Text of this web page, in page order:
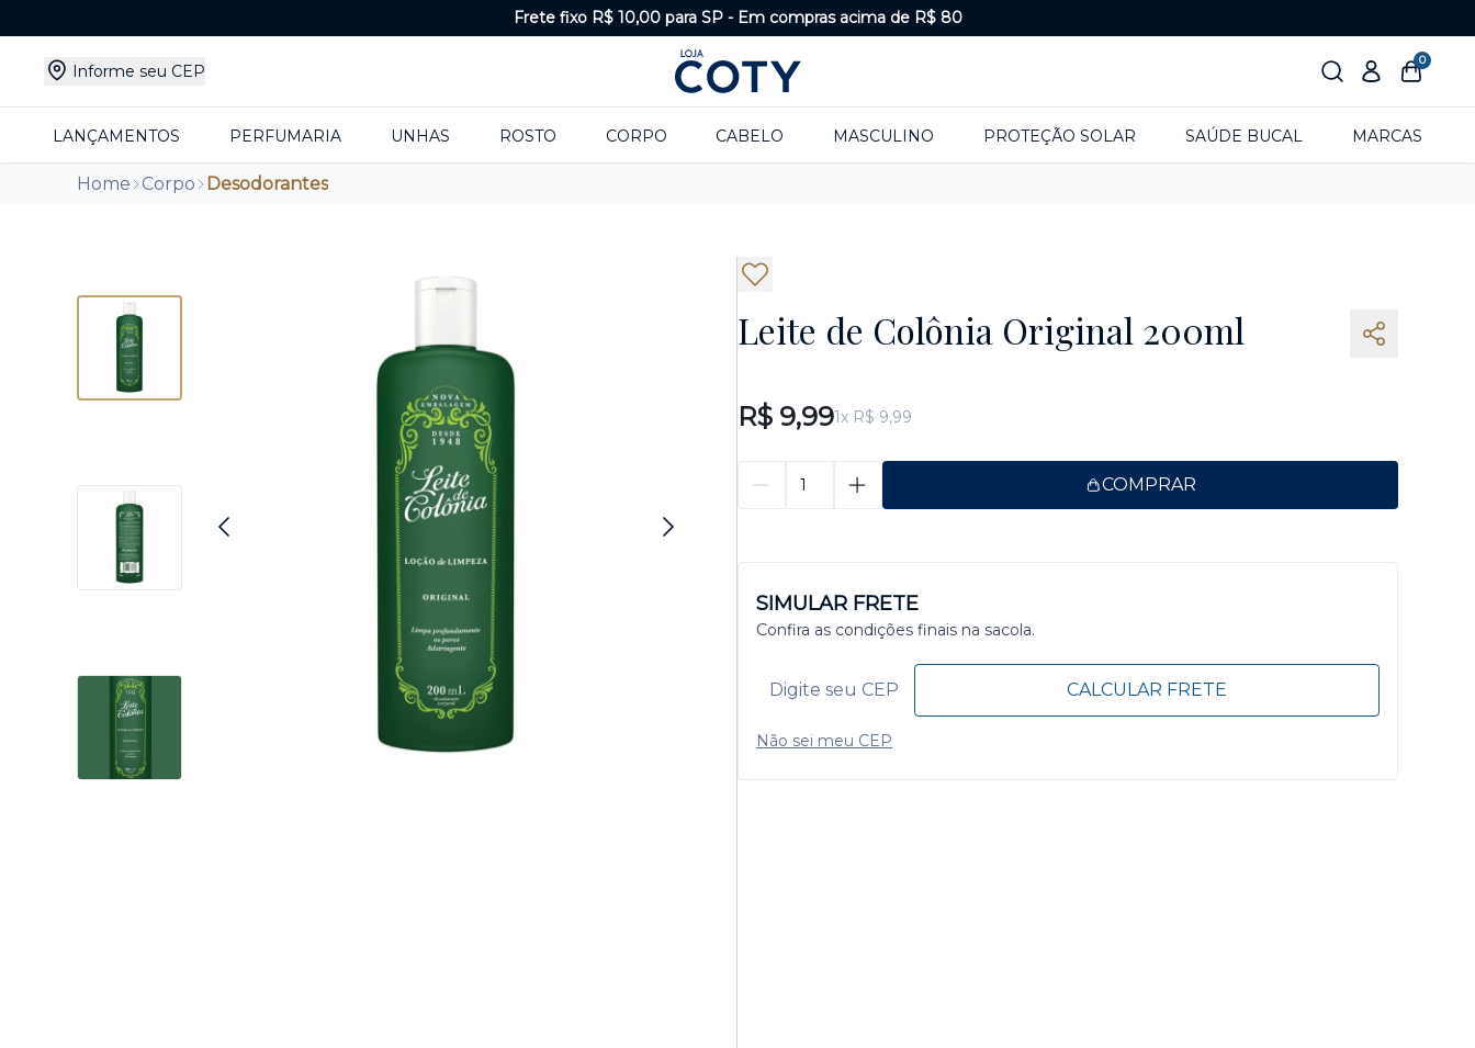
Frete fixo R$ 10,00 para SP - Em compras acima de R$ 80
Informe seu CEP
0
LANÇAMENTOS PERFUMARIA UNHAS ROSTO CORPO CABELO MASCULINO PROTEÇÃO SOLAR SAÚDE BUCAL MARCAS
Home Corpo Desodorantes
Leite de Colônia Original 200ml
R$ 9,991x R$ 9,99
COMPRAR
SIMULAR FRETE
Confira as condições finais na sacola.
CALCULAR FRETE
Não sei meu CEP